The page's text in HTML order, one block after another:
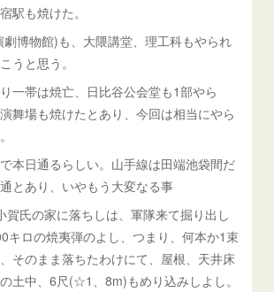
駅も焼けた。
博物館)も、大隈講堂、理工科もやられ
うと思う。
一帯は焼亡、日比谷公会堂も1部やら
舞場も焼けたとあり、今回は相当にやら
本日通るらしい。山手線は田端池袋間だ
とあり、いやもう大変なる事
賀氏の家に落ちしは、軍隊来て掘り出し
キロの焼夷弾のよし、つまり、何本か1束
そのまま落ちたわけにて、屋根、天井床
土中、6尺(☆1、8m)もめり込みしよし。